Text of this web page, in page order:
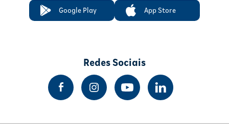
Google Play App Store
Redes Sociais